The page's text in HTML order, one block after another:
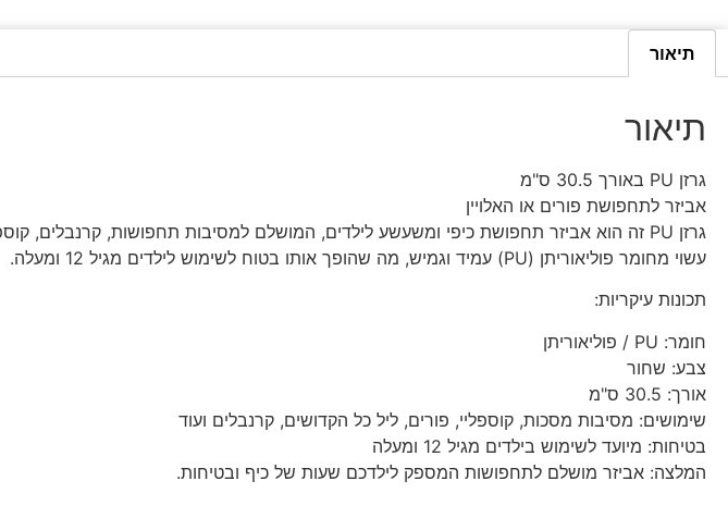
תיאור
תיאור
גרזן PU באורך 30.5 ס"מ
אביזר לתחפושת פורים או האלויין
עשוי מחומר פוליאוריתן (PU) עמיד וגמיש, מה שהופך אותו בטוח לשימוש לילדים מגיל 12 ומעלה.
תכונות עיקריות:
חומר: PU / פוליאוריתן
צבע: שחור
אורך: 30.5 ס"מ
שימושים: מסיבות מסכות, קוספליי, פורים, ליל כל הקדושים, קרנבלים ועוד
בטיחות: מיועד לשימוש בילדים מגיל 12 ומעלה
המלצה: אביזר מושלם לתחפושות המספק לילדכם שעות של כיף ובטיחות.